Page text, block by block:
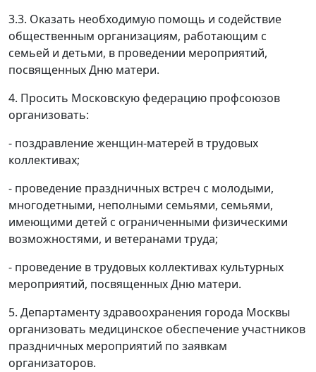
3.3. Оказать необходимую помощь и содействие
общественным организациям, работающим с
семьей и детьми, в проведении мероприятий,
посвященных Дню матери.
4. Просить Московскую федерацию профсоюзов
организовать:
- поздравление женщин-матерей в трудовых
коллективах;
- проведение праздничных встреч с молодыми,
многодетными, неполными семьями, семьями,
имеющими детей с ограниченными физическими
возможностями, и ветеранами труда;
- проведение в трудовых коллективах культурных
мероприятий, посвященных Дню матери.
5. Департаменту здравоохранения города Москвы
организовать медицинское обеспечение участников
праздничных мероприятий по заявкам
организаторов.